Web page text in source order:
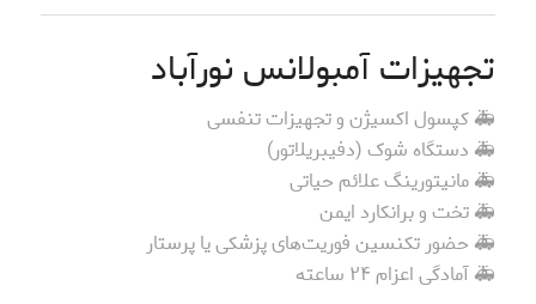
تجهیزات آمبولانس نورآباد
🚑 کپسول اکسیژن و تجهیزات تنفسی
🚑 دستگاه شوک (دفیبریلاتور)
🚑 مانیتورینگ علائم حیاتی
🚑 تخت و برانکارد ایمن
🚑 حضور تکنسین فوریت‌های پزشکی یا پرستار
🚑 آمادگی اعزام ۲۴ ساعته